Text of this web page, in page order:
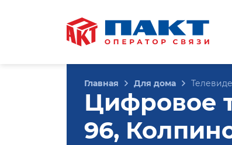
Главная Для дома
Цифровое
96,